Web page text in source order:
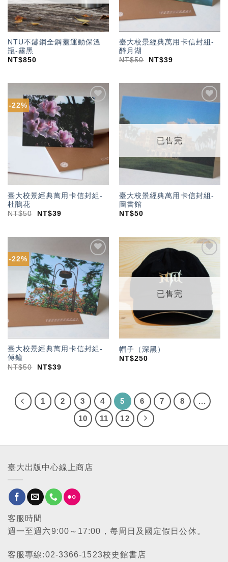
NTU不鏽鋼全鋼蓋運動保溫
瓶-霧黑
NT$850
臺大校景經典萬用卡信封組-
醉月湖
NT$50 NT$39
-22%
加入
「願
望輕
單」
臺大校景經典萬用卡信封組-
杜鵑花
NT$50 NT$39
望輕
已售完
臺大校景經典萬用卡信封組-
圖書館
NT$50
-22%
加入
「願
望輕
單」
臺大校景經典萬用卡信封組-
傅鐘
NT$50 NT$39
「願
望輕
單」
已售完
帽子（深黑）
NT$250
1 2 3 4 5 6 7 8
...
10
11 12
臺大出版中心線上商店
客服時間
週一至週六9:00～17:00，每周日及國定假日公休。
客服專線:02-3366-1523校史館書店